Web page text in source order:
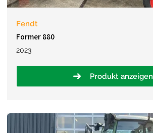
Fendt
Former 880
2023
Produkt anzeigen